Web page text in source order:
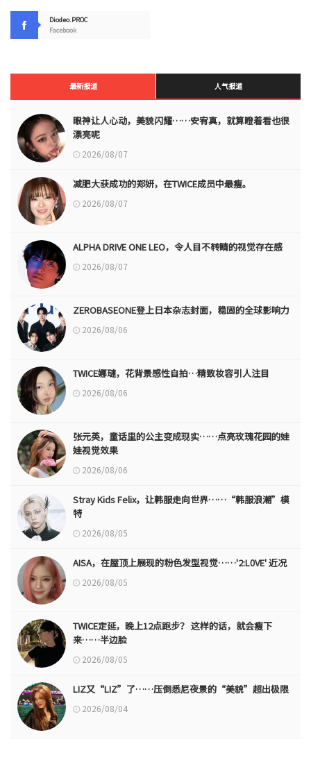
Diodeo.PROC
Facebook
最新报道 人气报道
眼神让人心动，美貌闪耀……安宥真，就算瞪着看也很
漂亮呢
2026/08/07
减肥大获成功的郑妍，在TWICE成员中最瘦。
2026/08/07
ALPHA DRIVE ONE LEO，令人目不转睛的视觉存在感
2026/08/07
ZEROBASEONE登上日本杂志封面，稳固的全球影响力
2026/08/06
TWICE娜璉，花背景感性自拍…精致妆容引人注目
2026/08/06
张元英，童话里的公主变成现实……点亮玫瑰花园的娃
娃视觉效果
2026/08/06
Stray Kids Felix，让韩服走向世界……“韩服浪潮”模
特
2026/08/05
AISA，在屋顶上展现的粉色发型视觉……'2:L0VE' 近况
2026/08/05
TWICE定延，晚上12点跑步？ 这样的话，就会瘦下
来……半边脸
2026/08/05
LIZ又“LIZ”了……压倒悉尼夜景的“美貌”超出极限
2026/08/04